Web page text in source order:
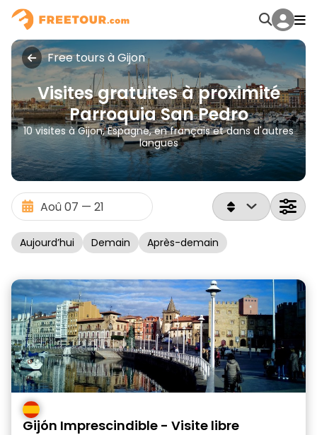
Free tours à Gijon
Visites gratuites à proximité
Parroquia San Pedro
10 visites à Gijon, Espagne, en français et dans d'autres
langues
Aujourd’hui Demain Après-demain
Gijón Imprescindible - Visite libre